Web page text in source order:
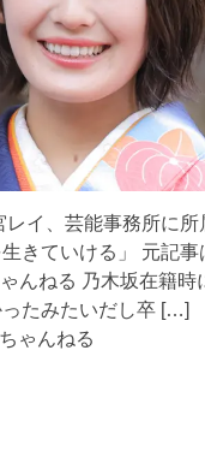
イ、芸能事務所に
きていける」 元記
んねる 乃木坂在籍時
たみたいだし卒 […]
ゃんねる